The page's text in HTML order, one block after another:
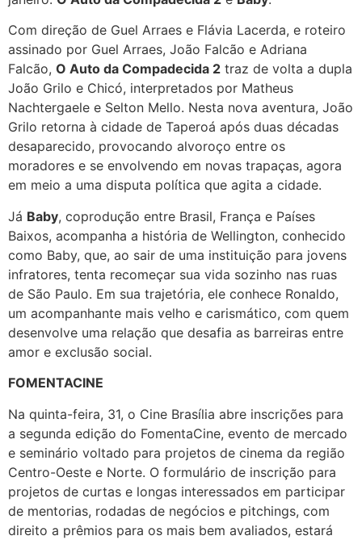
Com direção de Guel Arraes e Flávia Lacerda, e roteiro
assinado por Guel Arraes, João Falcão e Adriana
Falcão, O Auto da Compadecida 2 traz de volta a dupla
João Grilo e Chicó, interpretados por Matheus
Nachtergaele e Selton Mello. Nesta nova aventura, João
Grilo retorna à cidade de Taperoá após duas décadas
desaparecido, provocando alvoroço entre os
moradores e se envolvendo em novas trapaças, agora
em meio a uma disputa política que agita a cidade.
Já Baby, coprodução entre Brasil, França e Países
Baixos, acompanha a história de Wellington, conhecido
como Baby, que, ao sair de uma instituição para jovens
infratores, tenta recomeçar sua vida sozinho nas ruas
de São Paulo. Em sua trajetória, ele conhece Ronaldo,
um acompanhante mais velho e carismático, com quem
desenvolve uma relação que desafia as barreiras entre
amor e exclusão social.
FOMENTACINE
Na quinta-feira, 31, o Cine Brasília abre inscrições para
a segunda edição do FomentaCine, evento de mercado
e seminário voltado para projetos de cinema da região
Centro-Oeste e Norte. O formulário de inscrição para
projetos de curtas e longas interessados em participar
de mentorias, rodadas de negócios e pitchings, com
direito a prêmios para os mais bem avaliados, estará